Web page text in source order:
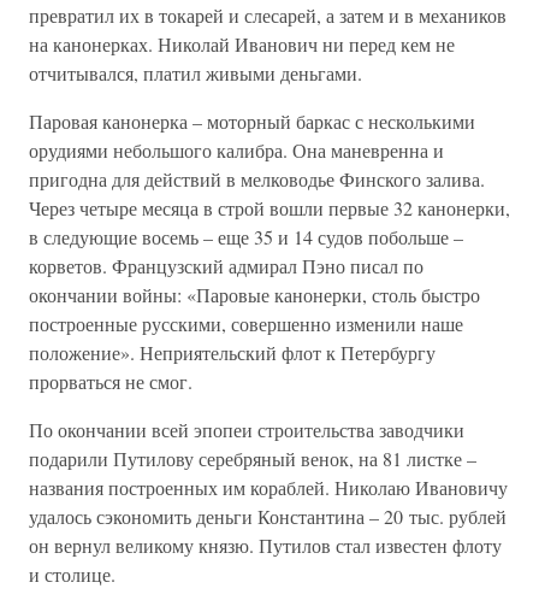
превратил их в токарей и слесарей, а затем и в механиков
на канонерках. Николай Иванович ни перед кем не
отчитывался, платил живыми деньгами.
Паровая канонерка – моторный баркас с несколькими
орудиями небольшого калибра. Она маневренна и
пригодна для действий в мелководье Финского залива.
Через четыре месяца в строй вошли первые 32 канонерки,
в следующие восемь – еще 35 и 14 судов побольше –
корветов. Французский адмирал Пэно писал по
окончании войны: «Паровые канонерки, столь быстро
построенные русскими, совершенно изменили наше
положение». Неприятельский флот к Петербургу
прорваться не смог.
По окончании всей эпопеи строительства заводчики
подарили Путилову серебряный венок, на 81 листке –
названия построенных им кораблей. Николаю Ивановичу
удалось сэкономить деньги Константина – 20 тыс. рублей
он вернул великому князю. Путилов стал известен флоту
и столице.